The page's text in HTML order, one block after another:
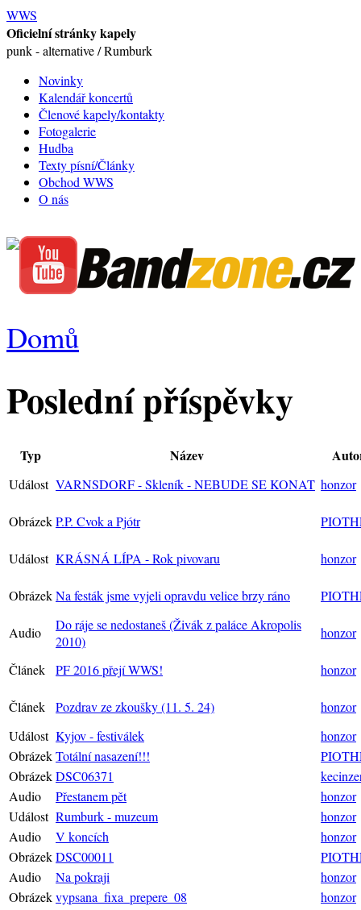
WWS
Oficielní stránky kapely
punk - alternative / Rumburk
Novinky
Kalendář koncertů
Členové kapely/kontakty
Fotogalerie
Hudba
Texty písní/Články
Obchod WWS
O nás
Domů
Poslední příspěvky
Typ Název
Událost VARNSDORF - Skleník - NEBUDE SE KONAT honzor
ObrázekP.P. Cvok a Pjótr
Událost KRÁSNÁ LÍPA - Rok pivovaru honzor
ObrázekNa festák jsme vyjeli opravdu velice brzy ráno
Audio
Do ráje se nedostaneš (Živák z paláce Akropolis
2010)
honzor
Článek PF 2016 přejí WWS! honzor
Článek Pozdrav ze zkoušky (11. 5. 24)
honzor
Událost Kyjov - festiválek
honzor
ObrázekTotální nasazení!!!
ObrázekDSC06371
Audio
Přestanem pět
honzor
Událost Rumburk - muzeum
honzor
Audio
V koncích
honzor
ObrázekDSC00011
Audio
Na pokraji
honzor
Obrázekvypsana_fixa_prepere_08
honzor